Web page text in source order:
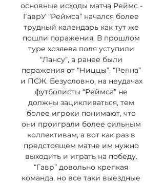
основные исходы матча Реймс -
ГаврУ “Реймса” начался более
трудный календарь как тут же
пошли поражения. В прошлом
туре хозяева поля уступили
“Лансу”, а ранее были
поражения от “Ниццы”, “Ренна”
и ПСЖ. Безусловно, на неудачах
футболисты “Реймса” не
должны зацикливаться, тем
более игроки понимают, что
они проиграли более сильным
коллективам, а вот как раз в
предстоящем матче им нужно
выходить и играть на победу.
“Гавр” довольно крепкая
команда, но все таки выездные